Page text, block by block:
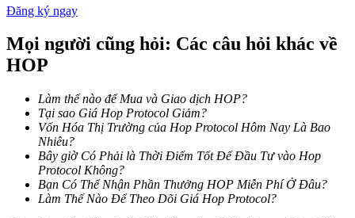
Thông tin
Phân tích dữ liệu lớn bao gồm thông tin giao dịch, v.v.
Đăng ký ngay
Mọi người cũng hỏi: Các câu hỏi khác về
HOP
Làm thế nào để Mua và Giao dịch HOP?
Tại sao Giá Hop Protocol Giảm?
Vốn Hóa Thị Trường của Hop Protocol Hôm Nay Là Bao
Nhiêu?
Bây giờ Có Phải là Thời Điểm Tốt Để Đầu Tư vào Hop
Protocol Không?
Bạn Có Thể Nhận Phần Thưởng HOP Miễn Phí Ở Đâu?
Làm Thế Nào Để Theo Dõi Giá Hop Protocol?